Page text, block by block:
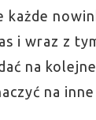
każde
i wraz z
na
na